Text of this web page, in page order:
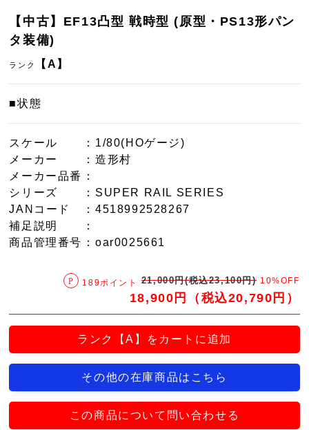
【中古】EF13凸型 戦時型 (原型・PS13形パン
タ装備)
ランク 【A】
■状態
スケール
：1/80(HOゲージ)
メーカー
：造形村
メーカー品番
：
シリーズ
：SUPER RAIL SERIES
JANコード
：4518992528267
補足説明
：
商品管理番号 ：oar0025661
189ポイント 21,000円(税込23,100円) 10%OFF
18,900円（税込20,790円）
ランク【A】をカートに追加
その他の在庫商品はこちら
この商品について問い合わせる